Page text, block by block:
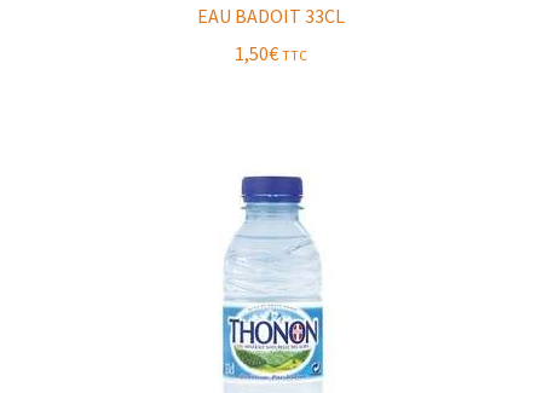
EAU BADOIT 33CL
1,50€ TTC